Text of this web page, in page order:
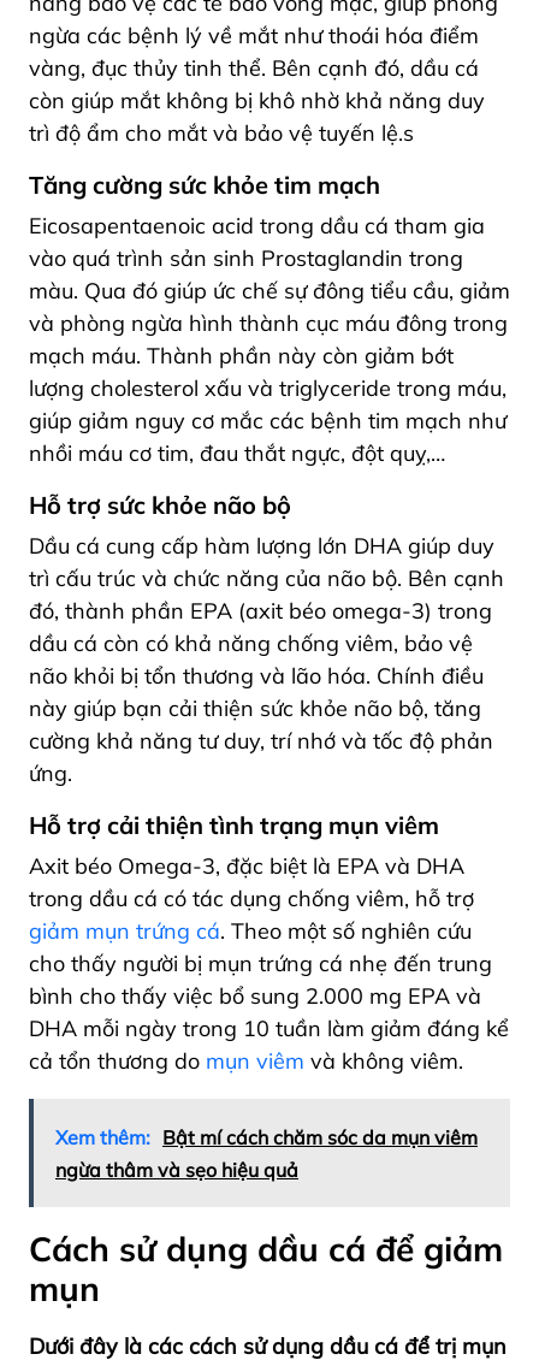
ngừa các bệnh lý về mắt như thoái hóa điểm
vàng, đục thủy tinh thể. Bên cạnh đó, dầu cá
còn giúp mắt không bị khô nhờ khả năng duy
trì độ ẩm cho mắt và bảo vệ tuyến lệ.s
Tăng cường sức khỏe tim mạch
Eicosapentaenoic acid trong dầu cá tham gia
vào quá trình sản sinh Prostaglandin trong
màu. Qua đó giúp ức chế sự đông tiểu cầu, giảm
và phòng ngừa hình thành cục máu đông trong
mạch máu. Thành phần này còn giảm bớt
lượng cholesterol xấu và triglyceride trong máu,
giúp giảm nguy cơ mắc các bệnh tim mạch như
nhồi máu cơ tim, đau thắt ngực, đột quỵ,…
Hỗ trợ sức khỏe não bộ
Dầu cá cung cấp hàm lượng lớn DHA giúp duy
trì cấu trúc và chức năng của não bộ. Bên cạnh
đó, thành phần EPA (axit béo omega-3) trong
dầu cá còn có khả năng chống viêm, bảo vệ
não khỏi bị tổn thương và lão hóa. Chính điều
này giúp bạn cải thiện sức khỏe não bộ, tăng
cường khả năng tư duy, trí nhớ và tốc độ phản
ứng.
Hỗ trợ cải thiện tình trạng mụn viêm
Axit béo Omega-3, đặc biệt là EPA và DHA
trong dầu cá có tác dụng chống viêm, hỗ trợ
giảm mụn trứng cá. Theo một số nghiên cứu
cho thấy người bị mụn trứng cá nhẹ đến trung
bình cho thấy việc bổ sung 2.000 mg EPA và
DHA mỗi ngày trong 10 tuần làm giảm đáng kể
cả tổn thương do mụn viêm và không viêm.
Xem thêm: Bật mí cách chăm sóc da mụn viêm
ngừa thâm và sẹo hiệu quả
Cách sử dụng dầu cá để giảm
mụn
Dưới đây là các cách sử dụng dầu cá để trị mụn